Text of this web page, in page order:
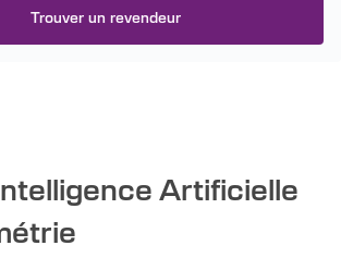
Trouver un revendeur
Artificielle